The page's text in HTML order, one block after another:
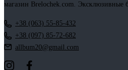
магазин Brelochek.com. Эксклюзивные
+38 (063) 55-85-432
+38 (097) 85-72-682
allbum20@gmail.com